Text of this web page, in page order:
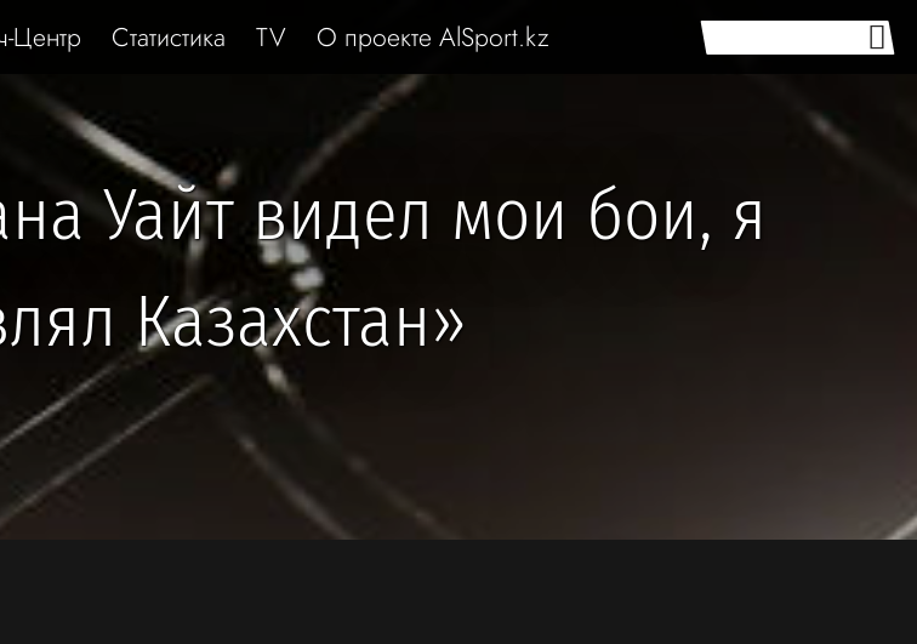
Центр Статистика TV О проекте AlSport.kz
Уайт видел мои бои, я
Казахстан»